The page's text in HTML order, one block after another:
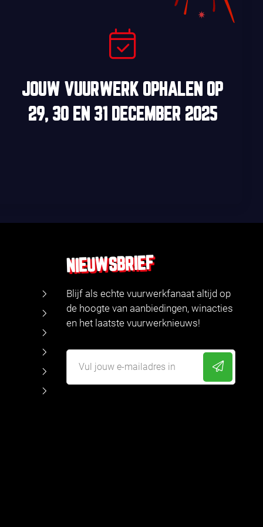
JOUW VUURWERK OPHALEN OP
29, 30EN 31 DECEMBER 2025
NIEUWSBRIEF
Blijf als echte vuurwerkfanaat altijd op
de hoogte van aanbiedingen, winacties
en het laatste vuurwerknieuws!